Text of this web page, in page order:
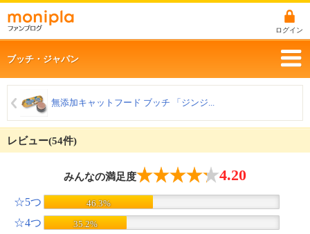
ログイン
ブッチ・ジャパン
無添加キャットフード ブッチ 「ジンジ...
レビュー(54件)
みんなの満足度 4.20
☆5つ 46.3%
☆4つ 35.2%